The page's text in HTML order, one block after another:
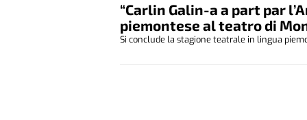
“Carlin Galin-a a part par
piemontese al teatro di
Si conclude la stagione teatrale in lingua